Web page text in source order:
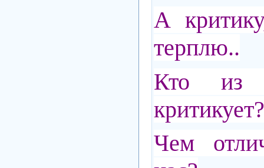
А
терплю..
Кто из
критикует?
Чем